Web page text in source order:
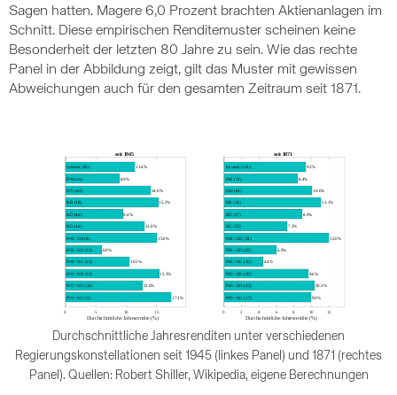
Sagen hatten. Magere 6,0 Prozent brachten Aktienanlagen im
Schnitt. Diese empirischen Renditemuster scheinen keine
Besonderheit der letzten 80 Jahre zu sein. Wie das rechte
Panel in der Abbildung zeigt, gilt das Muster mit gewissen
Abweichungen auch für den gesamten Zeitraum seit 1871.
Durchschnittliche Jahresrenditen unter verschiedenen
Regierungskonstellationen seit 1945 (linkes Panel) und 1871 (rechtes
Panel). Quellen: Robert Shiller, Wikipedia, eigene Berechnungen